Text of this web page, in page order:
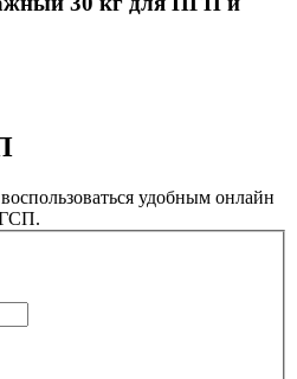
удобным онлайн
ГСП.